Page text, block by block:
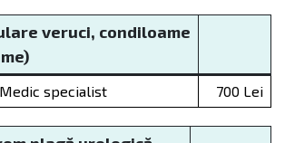
veruci, condiloame
specialist 700 Lei